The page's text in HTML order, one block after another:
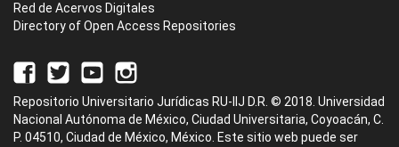
Red de Acervos Digitales
Directory of Open Access Repositories
Repositorio Universitario Jurídicas RU-IIJ D.R. © 2018. Universidad
Nacional Autónoma de México, Ciudad Universitaria, Coyoacán, C.
P. 04510, Ciudad de México, México. Este sitio web puede ser